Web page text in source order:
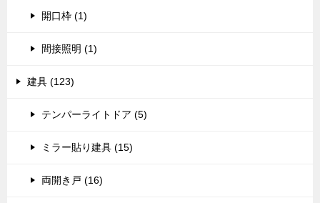
開口枠 (1)
間接照明 (1)
建具 (123)
テンパーライトドア (5)
ミラー貼り建具 (15)
両開き戸 (16)